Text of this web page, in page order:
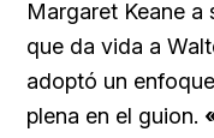
Margaret Keane a
que da vida a
adoptó un
plena en el guion.